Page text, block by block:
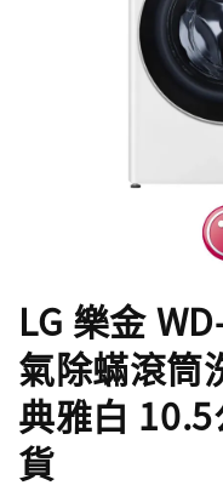
LG 樂金
氣除蟎滾筒
典雅白
貨